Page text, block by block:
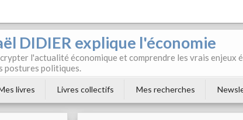
DIDIER explique l'économie
l'actualité économique et comprendre les vrais enjeux
postures politiques.
livres Livres collectifs Mes recherches